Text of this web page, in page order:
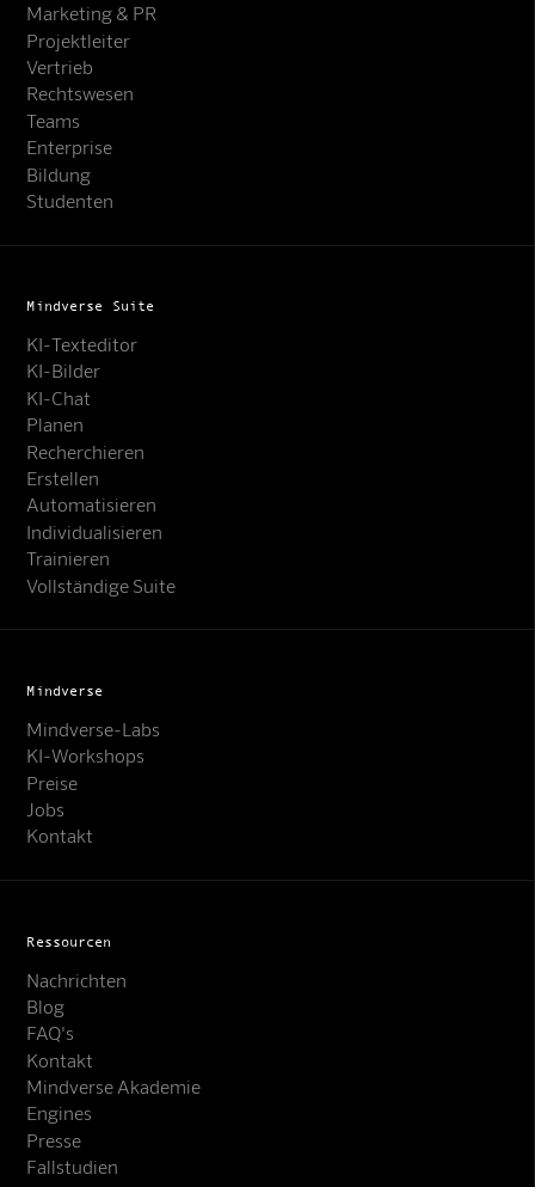
Online · KI-Assistent
Marketing & PR
Projektleiter
Vertrieb
Rechtswesen
Teams
Enterprise
Bildung
Studenten
Mindverse Suite
KI-Texteditor
KI-Bilder
KI-Chat
Planen
Recherchieren
Erstellen
Automatisieren
Individualisieren
Trainieren
Vollständige Suite
Mindverse
Mindverse-Labs
KI-Workshops
Preise
Jobs
Kontakt
Ressourcen
Nachrichten
Blog
FAQ's
Kontakt
Mindverse Akademie
Engines
Presse
Fallstudien